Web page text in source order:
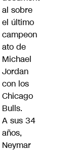
al sobre
el último
campeon
ato de
Michael
Jordan
con los
Chicago
Bulls.
A sus 34
años,
Neymar